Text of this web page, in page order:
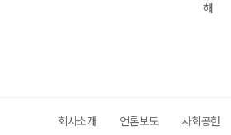
해
회사소개 언론보도 사회공헌